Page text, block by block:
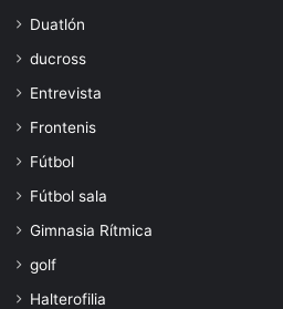
Duatlón
ducross
Entrevista
Frontenis
Fútbol
Fútbol sala
Gimnasia Rítmica
golf
Halterofilia